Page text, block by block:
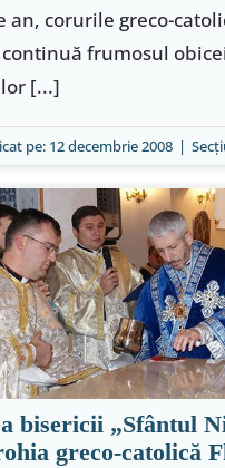
an, corurile greco-
frumosul
[...]
pe: 12 decembrie 2008 |
bisericii „Sfântul
greco-catolică